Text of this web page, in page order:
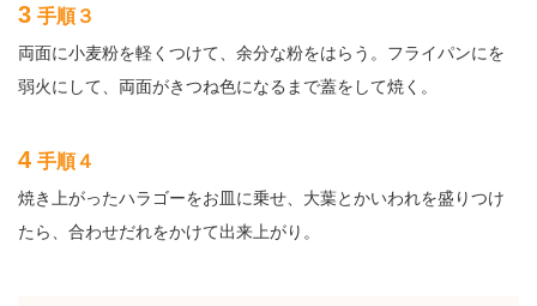
3 手順３
両面に小麦粉を軽くつけて、余分な粉をはらう。フライパンにを
弱火にして、両面がきつね色になるまで蓋をして焼く。
4 手順４
焼き上がったハラゴーをお皿に乗せ、大葉とかいわれを盛りつけ
たら、合わせだれをかけて出来上がり。